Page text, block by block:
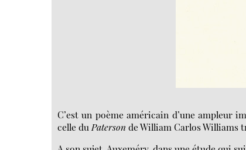
C’est un poème américain d’une ampleur
celle du Paterson de William Carlos Williams